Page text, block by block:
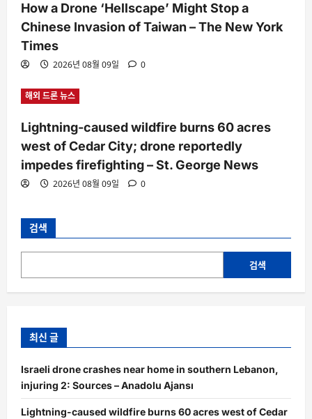
How a Drone ‘Hellscape’ Might Stop a
Chinese Invasion of Taiwan – The New York
Times
2026년 08월 09일 0
해외 드론 뉴스
Lightning-caused wildfire burns 60 acres
west of Cedar City; drone reportedly
impedes firefighting – St. George News
2026년 08월 09일 0
검색
검색
최신 글
Israeli drone crashes near home in southern Lebanon,
injuring 2: Sources – Anadolu Ajansı
Lightning-caused wildfire burns 60 acres west of Cedar